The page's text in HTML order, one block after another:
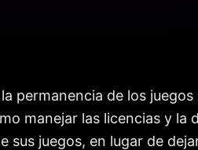
permanencia de los
manejar las licencias y
juegos, en lugar de